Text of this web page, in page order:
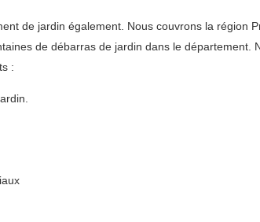
de jardin également. Nous couvrons la région
de débarras de jardin dans le département.
: